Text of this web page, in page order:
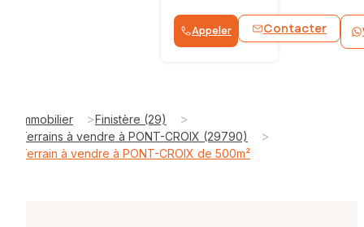
Appeler Contacter
Immobilier >Finistère (29) >
Terrains à vendre à PONT-CROIX (29790) >
Terrain à vendre à PONT-CROIX de 500m²